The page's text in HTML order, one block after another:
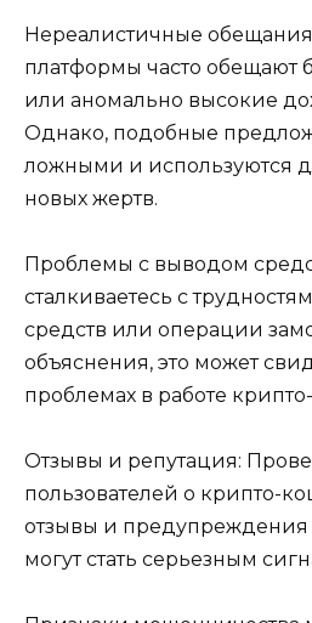
Нереалистичные
платформы часто обещают
или аномально высокие
Однако, подобные
ложными и используются
новых жертв.
Проблемы с выводом
сталкиваетесь с
средств или операции
объяснения, это может
проблемах в работе
Отзывы и репутация:
пользователей о крипто-
отзывы и
могут стать серьезным